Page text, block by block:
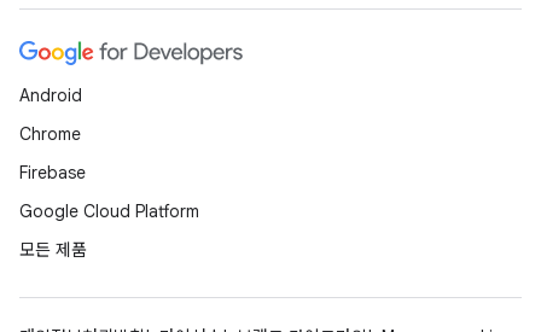
Android
Chrome
Firebase
Google Cloud Platform
모든 제품